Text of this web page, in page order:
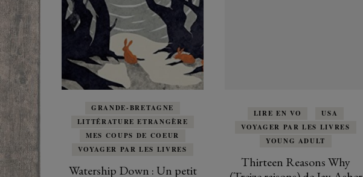
GRANDE-BRETAGNE
LITTÉRATURE ETRANGÈRE
MES COUPS DE COEUR
VOYAGER PAR LES LIVRES
Watership Down : Un petit
LIRE EN VO
USA
VOYAGER PAR LES LIVRES
YOUNG ADULT
Thirteen Reasons Why